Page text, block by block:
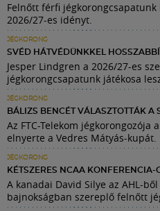
Felnőtt férfi
2026/27-es idényt.
JÉGKORONG
SVÉD HÁTVÉDÜNKKEL
Jesper Lindgren a 2026/27-es
jégkorongcsapatunk játékosa
JÉGKORONG
BÁLIZS BENCÉT VÁLASZTOTTÁK
Az FTC-Telekom jégkorongozója
elnyerte a Vedres Mátyás-kupát.
JÉGKORONG
KÉTSZERES NCAA KONFERENCIA-
A kanadai David Silye az AHL-
bajnokságban szereplő felnőtt